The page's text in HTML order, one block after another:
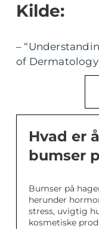
Kilde:
–
of Dermatology
Hvad er
bumser
Bumser på
herunder
stress, uvigtig
kosmetiske